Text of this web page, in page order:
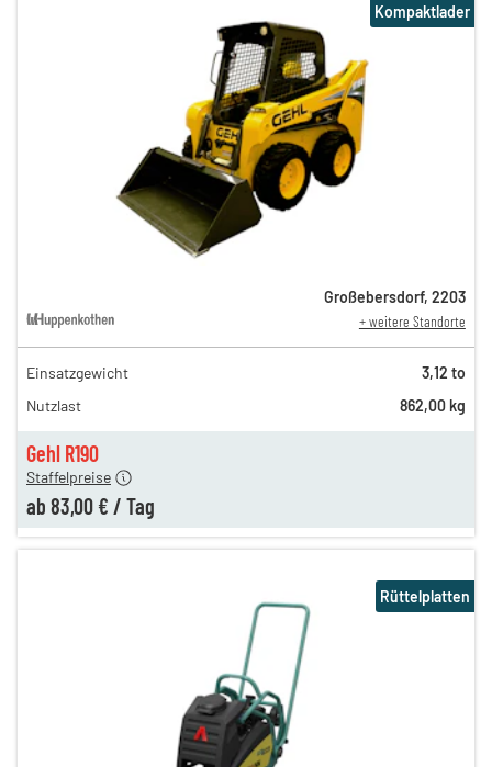
Gehl R190
190,00 €
117,00 €
Staffelpreise
ab 83,00 € / Tag
Kompaktlader
Großebersdorf, 2203
+ weitere Standorte
Einsatzgewicht
3,12 to
Nutzlast
862,00 kg
Rüttelplatten